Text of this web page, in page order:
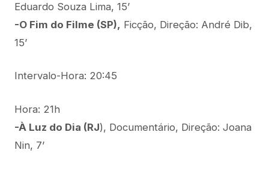
Eduardo Souza Lima, 15’
-O Fim do Filme (SP), Ficção, Direção: André Dib,
15’
Intervalo-Hora: 20:45
Hora: 21h
-À Luz do Dia (RJ), Documentário, Direção: Joana
Nin, 7’